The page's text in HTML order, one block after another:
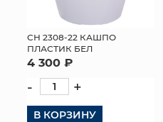
СН 2308-22 КАШПО
ПЛАСТИК БЕЛ
4 300 ₽
- +
В КОРЗИНУ